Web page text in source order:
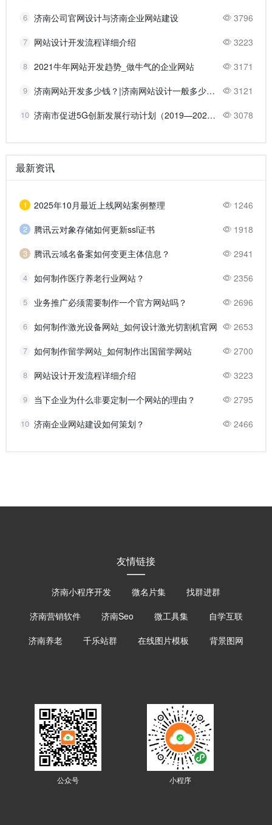
6 3796
济南公司官网设计与济南企业网站建设
7 3223
网站设计开发流程详细介绍
8 3171
2021牛年网站开发趋势_做牛气的企业网站
9 3121
济南网站开发多少钱？|济南网站设计一般多少钱？
10 3078
济南市促进5G创新发展行动计划（2019—2021年）的主要任务
最新资讯
1 1246
2025年10月最近上线网站案例整理
2 1918
腾讯云对象存储如何更新ssl证书
3 2941
腾讯云域名备案如何变更主体信息？
4 2356
如何制作医疗养老行业网站？
5 2696
业务推广必须需要制作一个官方网站吗？
6 2653
如何制作激光设备网站_如何设计激光切割机官网
7 2700
如何制作留学网站_如何制作出国留学网站
8 3223
网站设计开发流程详细介绍
9 2795
当下企业为什么非要定制一个网站的理由？
10 2466
济南企业网站建设如何策划？
友情链接
济南小程序开发 微名片集
找群进群
济南营销软件
济南Seo 微工具集
自学互联
济南养老
千乐站群 在线图片模板 背景图网
公众号 小程序